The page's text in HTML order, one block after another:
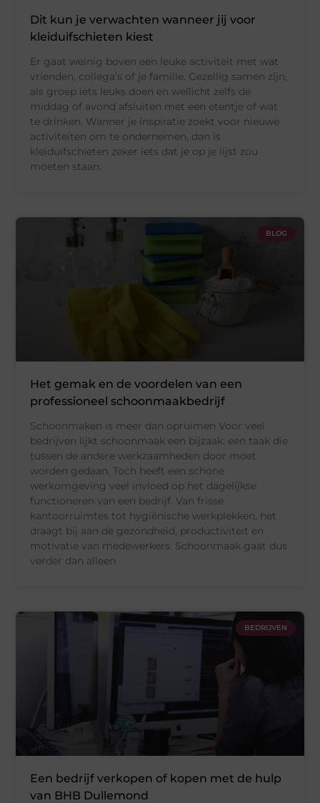
Dit kun je verwachten wanneer jij voor
kleiduifschieten kiest
Er gaat weinig boven een leuke activiteit met wat
vrienden, collega’s of je familie. Gezellig samen zijn,
als groep iets leuks doen en wellicht zelfs de
middag of avond afsluiten met een etentje of wat
te drinken. Wanner je inspiratie zoekt voor nieuwe
activiteiten om te ondernemen, dan is
kleiduifschieten zeker iets dat je op je lijst zou
moeten staan.
BLOG
Het gemak en de voordelen van een
professioneel schoonmaakbedrijf
Schoonmaken is meer dan opruimen Voor veel
bedrijven lijkt schoonmaak een bijzaak: een taak die
tussen de andere werkzaamheden door moet
worden gedaan. Toch heeft een schone
werkomgeving veel invloed op het dagelijkse
functioneren van een bedrijf. Van frisse
kantoorruimtes tot hygiënische werkplekken, het
draagt bij aan de gezondheid, productiviteit en
motivatie van medewerkers. Schoonmaak gaat dus
verder dan alleen
BEDRIJVEN
Een bedrijf verkopen of kopen met de hulp
van BHB Dullemond